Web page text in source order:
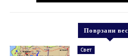
Поврзани
Свет